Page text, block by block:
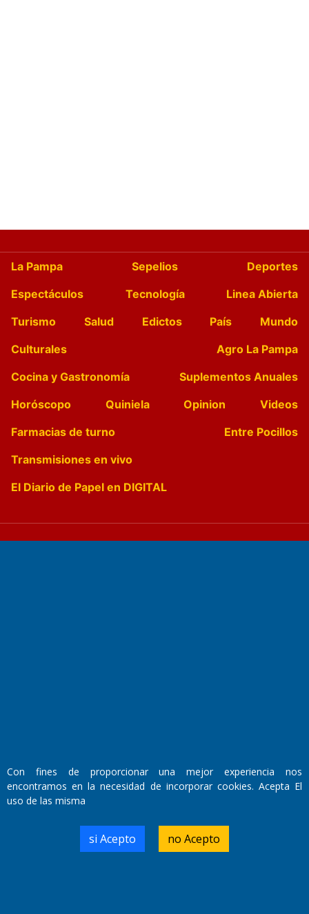
La Pampa Sepelios
Deportes
Espectáculos
Tecnología
Linea Abierta
Turismo
Salud Edictos País
Mundo
Culturales
Agro La Pampa
Cocina y Gastronomía
Suplementos Anuales
Horóscopo
Quiniela Opinion
Videos
Farmacias de turno
Entre Pocillos
Transmisiones en vivo
El Diario de Papel en DIGITAL
Domicilio Legal: José Ingenieros 855,
Número de Registro DNDA:
RL-2019-55551274-APN-DNDA#MJ
Con fines de proporcionar una mejor experiencia nos
encontramos en la necesidad de incorporar cookies. Acepta El
uso de las misma
si Acepto no Acepto